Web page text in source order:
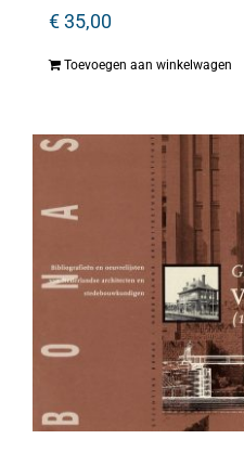
€35,00
Toevoegen aan winkelwagen